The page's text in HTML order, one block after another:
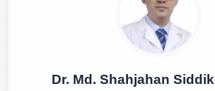
Dr. Md. Shahjahan